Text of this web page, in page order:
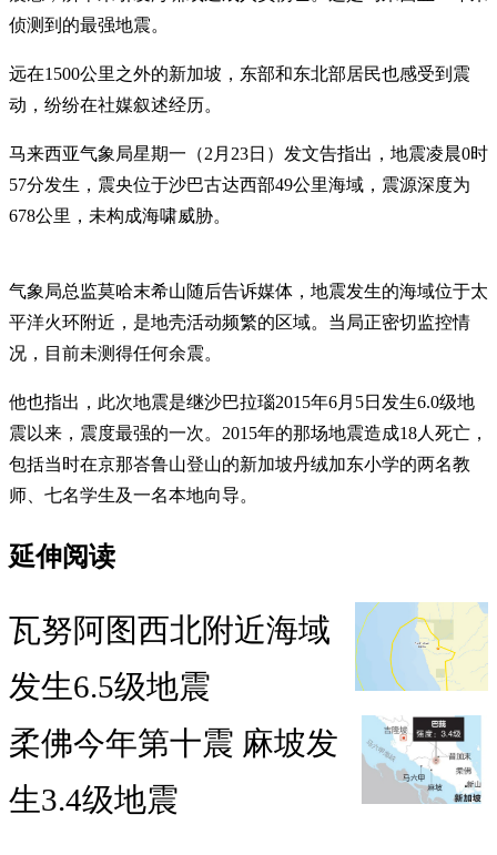
侦测到的最强地震。
远在1500公里之外的新加坡，东部和东北部居民也感受到震
动，纷纷在社媒叙述经历。
马来西亚气象局星期一（2月23日）发文告指出，地震凌晨0时
57分发生，震央位于沙巴古达西部49公里海域，震源深度为
678公里，未构成海啸威胁。
气象局总监莫哈末希山随后告诉媒体，地震发生的海域位于太
平洋火环附近，是地壳活动频繁的区域。当局正密切监控情
况，目前未测得任何余震。
他也指出，此次地震是继沙巴拉瑙2015年6月5日发生6.0级地
震以来，震度最强的一次。2015年的那场地震造成18人死亡，
包括当时在京那峇鲁山登山的新加坡丹绒加东小学的两名教
师、七名学生及一名本地向导。
延伸阅读
瓦努阿图西北附近海域
发生6.5级地震
柔佛今年第十震 麻坡发
生3.4级地震